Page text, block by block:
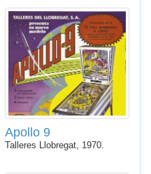
Apollo 9
Talleres Llobregat, 1970.